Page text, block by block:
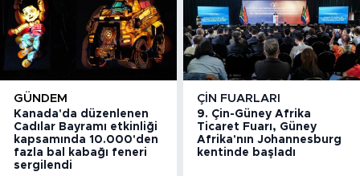
GÜNDEM
Kanada'da düzenlenen
Cadılar Bayramı etkinliği
kapsamında 10.000'den
fazla bal kabağı feneri
sergilendi
ÇIN FUARLARI
9. Çin-Güney Afrika
Ticaret Fuarı, Güney
Afrika'nın Johannesburg
kentinde başladı